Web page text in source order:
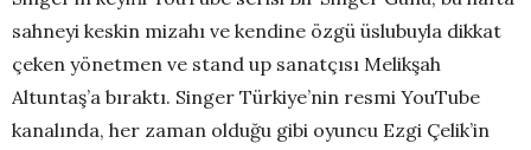
sahneyi keskin mizahı ve kendine özgü üslubuyla dikkat
çeken yönetmen ve stand up sanatçısı Melikşah
Altuntaş’a bıraktı. Singer Türkiye’nin resmi YouTube
kanalında, her zaman olduğu gibi oyuncu Ezgi Çelik’in